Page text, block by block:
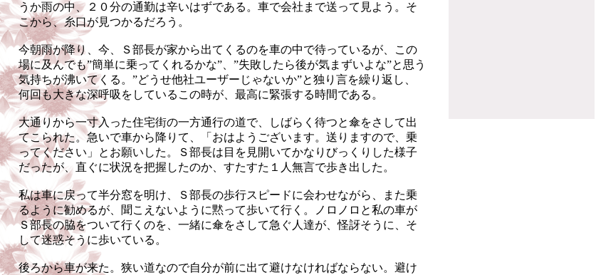
うか雨の中、２０分の通勤は辛いはずである。車で会社まで送って見よう。そ
こから、糸口が見つかるだろう。
今朝雨が降り、今、Ｓ部長が家から出てくるのを車の中で待っているが、この
場に及んでも”簡単に乗ってくれるかな”、”失敗したら後が気まずいよな”と思う
気持ちが沸いてくる。”どうせ他社ユーザーじゃないか”と独り言を繰り返し、
何回も大きな深呼吸をしているこの時が、最高に緊張する時間である。
大通りから一寸入った住宅街の一方通行の道で、しばらく待つと傘をさして出
てこられた。急いで車から降りて、「おはようございます。送りますので、乗
ってください」とお願いした。Ｓ部長は目を見開いてかなりびっくりした様子
だったが、直ぐに状況を把握したのか、すたすた１人無言で歩き出した。
私は車に戻って半分窓を明け、Ｓ部長の歩行スピードに会わせながら、また乗
るように勧めるが、聞こえないように黙って歩いて行く。ノロノロと私の車が
Ｓ部長の脇をついて行くのを、一緒に傘をさして急ぐ人達が、怪訝そうに、そ
して迷惑そうに歩いている。
後ろから車が来た。狭い道なので自分が前に出て避けなければならない。避け